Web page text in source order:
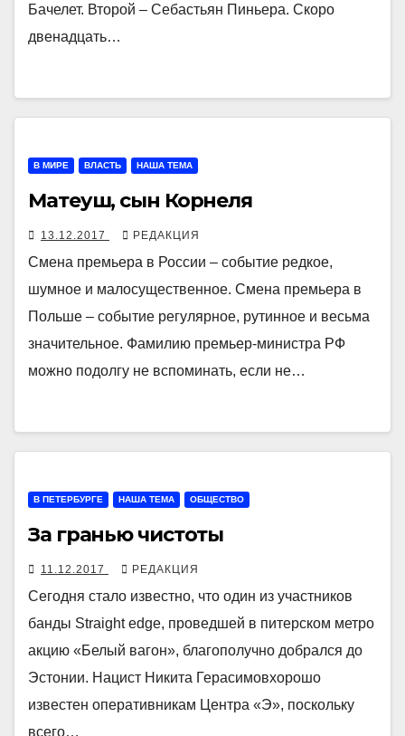
Бачелет. Второй – Себастьян Пиньера. Скоро
двенадцать…
В МИРЕ ВЛАСТЬ НАША ТЕМА
Матеуш, сын Корнеля
13.12.2017 РЕДАКЦИЯ
Смена премьера в России – событие редкое,
шумное и малосущественное. Смена премьера в
Польше – событие регулярное, рутинное и весьма
значительное. Фамилию премьер-министра РФ
можно подолгу не вспоминать, если не…
В ПЕТЕРБУРГЕ НАША ТЕМА ОБЩЕСТВО
За гранью чистоты
11.12.2017 РЕДАКЦИЯ
Сегодня стало известно, что один из участников
банды Straight edge, проведшей в питерском метро
акцию «Белый вагон», благополучно добрался до
Эстонии. Нацист Никита Герасимовхорошо
известен оперативникам Центра «Э», поскольку
всего…